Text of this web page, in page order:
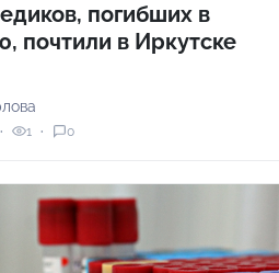
погибших в
почтили в Иркутске
1 0